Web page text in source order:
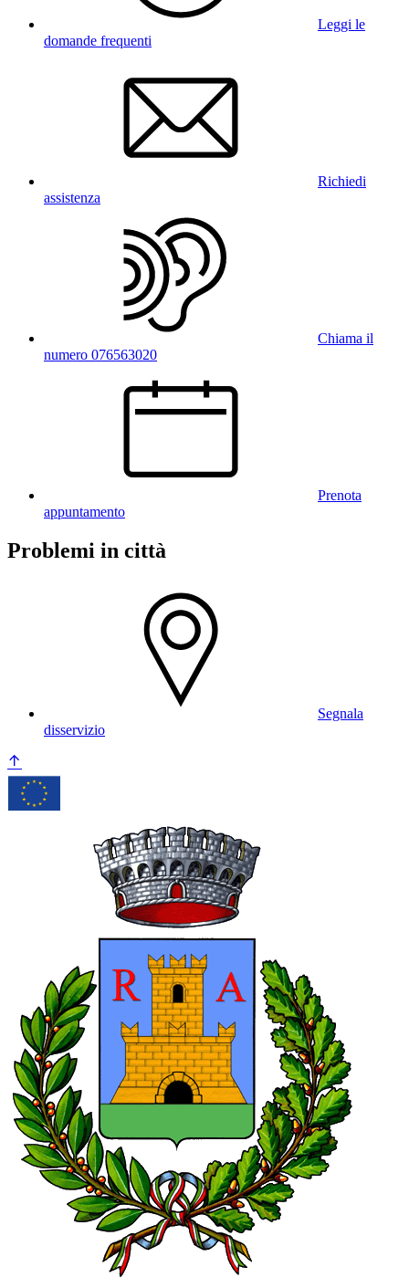
Leggi le
domande frequenti
Richiedi
assistenza
Chiama il
numero 076563020
Prenota
appuntamento
Problemi in città
Segnala
disservizio